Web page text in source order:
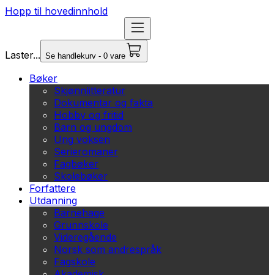
Hopp til hovedinnhold
Laster... Se handlekurv - 0 vare
Bøker
Skjønnlitteratur
Dokumentar og fakta
Hobby og fritid
Barn og ungdom
Ung voksen
Serieromaner
Fagbøker
Skolebøker
Forfattere
Utdanning
Barnehage
Grunnskole
Videregående
Norsk som andrespråk
Fagskole